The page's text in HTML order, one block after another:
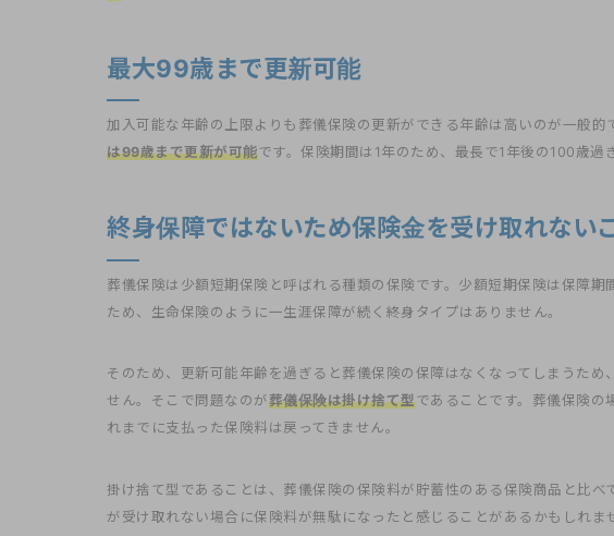
最大99歳まで更新可能
加入可能な年齢の上限よりも葬儀保険の更新ができる年齢は高いのが一般的
は99歳まで更新が可能です。保険期間は1年のため、最長で1年後の100歳過
終身保障ではないため保険金を受け取れない
葬儀保険は少額短期保険と呼ばれる種類の保険です。少額短期保険は保障
ため、生命保険のように一生涯保障が続く終身タイプはありません。
そのため、更新可能年齢を過ぎると葬儀保険の保障はなくなってしまうため
せん。そこで問題なのが葬儀保険は掛け捨て型であることです。葬儀保険の
れまでに支払った保険料は戻ってきません。
掛け捨て型であることは、葬儀保険の保険料が貯蓄性のある保険商品と比
が受け取れない場合に保険料が無駄になったと感じることがあるかもしれま